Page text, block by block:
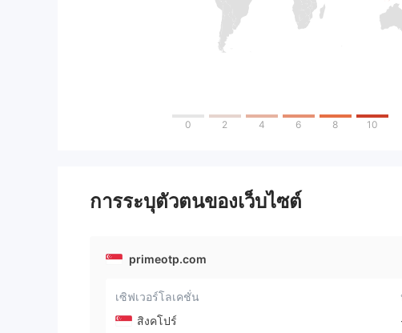
0 2 4 6 8 10
การระบุตัวตนของเว็บไซต์
primeotp.com
เซิฟเวอร์โลเคชั่น
สิงคโปร์